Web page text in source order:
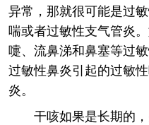
异常，那就很可能是过
喘或者过敏性支气管炎
嚏、流鼻涕和鼻塞等过
过敏性鼻炎引起的过敏
炎。
干咳如果是长期的